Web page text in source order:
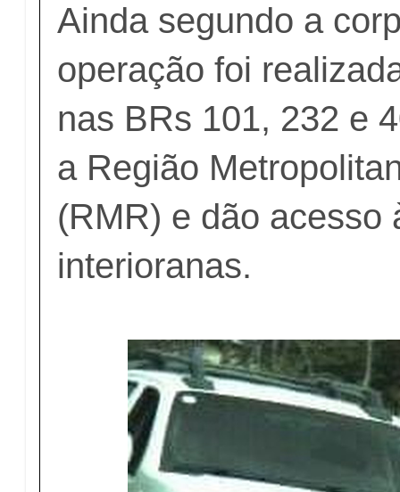
Ainda segundo a
operação foi
nas BRs 101, 232 e
a Região
(RMR) e dão acesso
interioranas.